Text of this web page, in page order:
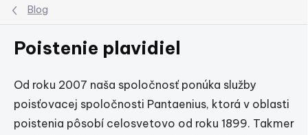
Blog
Poistenie plavidiel
Od roku 2007 naša spoločnosť ponúka služby
poisťovacej spoločnosti Pantaenius, ktorá v oblasti
poistenia pôsobí celosvetovo od roku 1899. Takmer